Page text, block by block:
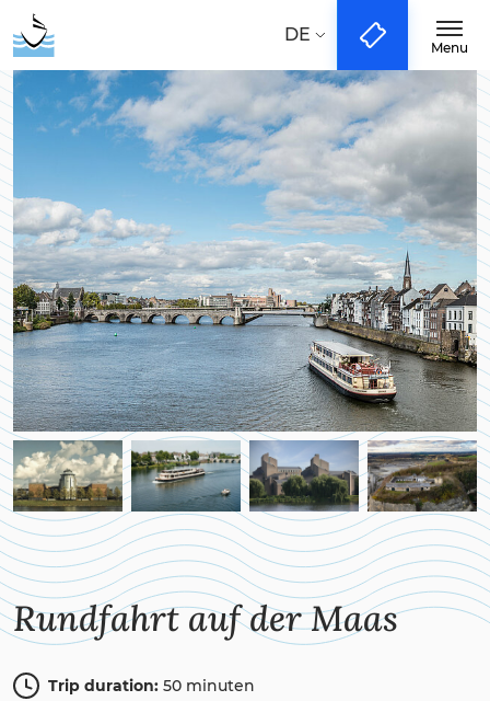
Bootfahrten
City-Tours
Groups & Events
Taal: EN DE
DE
Menu
Rundfahrt auf der Maas
Trip duration: 50 minuten